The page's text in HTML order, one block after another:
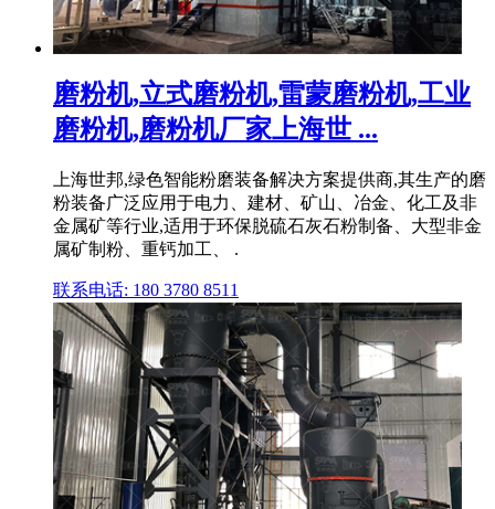
磨粉机,立式磨粉机,雷蒙磨粉机,工业
磨粉机,磨粉机厂家上海世 ...
上海世邦,绿色智能粉磨装备解决方案提供商,其生产的磨
粉装备广泛应用于电力、建材、矿山、冶金、化工及非
金属矿等行业,适用于环保脱硫石灰石粉制备、大型非金
属矿制粉、重钙加工、 .
联系电话: 180 3780 8511